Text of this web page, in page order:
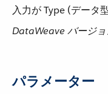
入力が Type (データ
DataWeave バージョ
パラメーター